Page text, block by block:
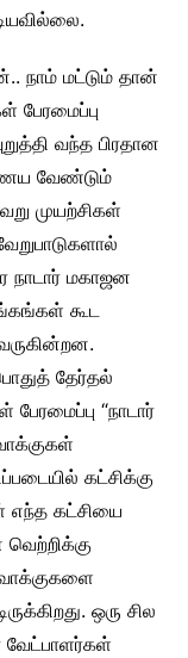
நாம் மட்டும் தான்
பேரமைப்பு
வந்த பிரதான
வேண்டும்
முயற்சிகள்
நாடார் மகாஜன
கூட
தேர்தல்
“நாடார்
கட்சிக்கு
எந்த கட்சியை
வாக்குகளை
ஒரு சில
வேட்பாளர்கள்